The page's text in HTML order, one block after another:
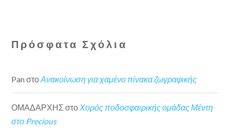
Πρόσφατα Σχόλια
Pan στοΑνακοίνωση για χαμένο πίνακα ζωγραφικής
ΟΜΑΔΑΡΧΗΣ στοΧορός ποδοσφαιρικής ομάδας Μέντη
στο Precious